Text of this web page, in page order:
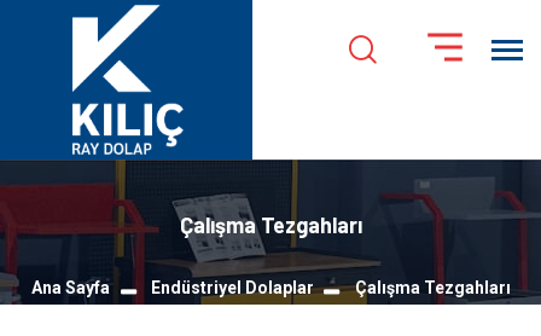
Çalışma Tezgahları
Ana Sayfa Endüstriyel Dolaplar Çalışma Tezgahları